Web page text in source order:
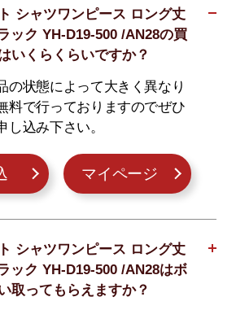
シャツワンピース ロング丈
ック YH-D19-500 /AN28の買
いくらくらいですか？
の状態によって大きく異なり
料で行っておりますのでぜひ
し込み下さい。
マイページ
シャツワンピース ロング丈
ック YH-D19-500 /AN28はボ
取ってもらえますか？